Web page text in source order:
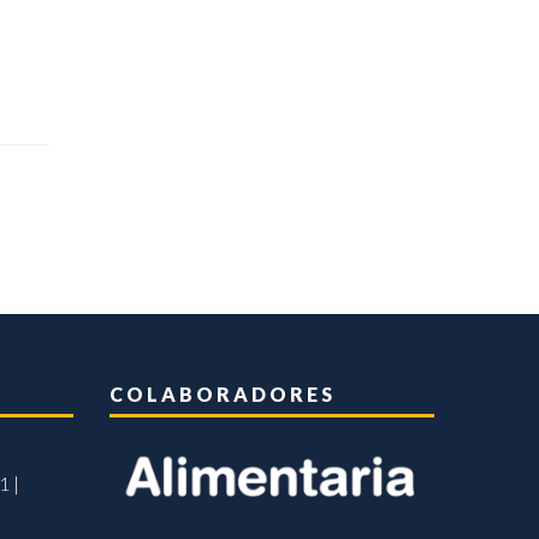
|
COLABORADORES